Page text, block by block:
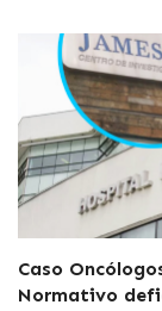
Caso
Normativo